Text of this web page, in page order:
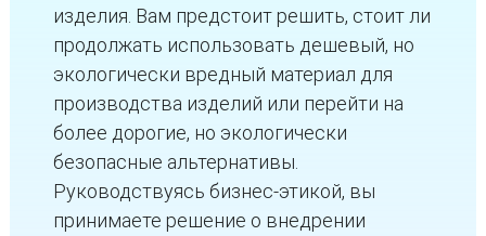
изделия. Вам предстоит решить, стоит ли
продолжать использовать дешевый, но
экологически вредный материал для
производства изделий или перейти на
более дорогие, но экологически
безопасные альтернативы.
Руководствуясь бизнес-этикой, вы
принимаете решение о внедрении